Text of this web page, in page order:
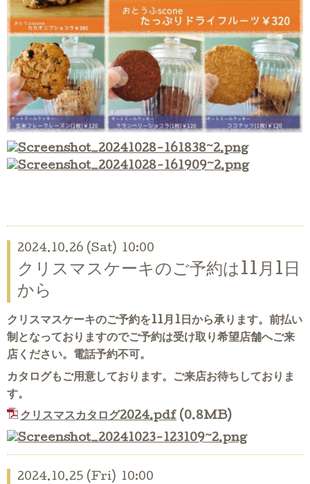
2024.10.26 (Sat) 10:00
クリスマスケーキのご予約は11月1日
から
クリスマスケーキのご予約を11月1日から承ります。前払い
制となっておりますのでご予約は受け取り希望店舗へご来
店ください。電話予約不可。
カタログもご用意しております。ご来店お待ちしておりま
す。
クリスマスカタログ2024.pdf (0.8MB)
2024.10.25 (Fri) 10:00